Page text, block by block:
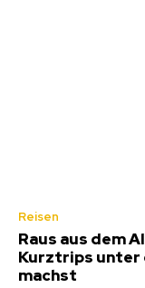
Reisen
Raus aus dem
Kurztrips unter
machst